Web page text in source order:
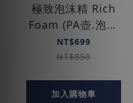
極致泡沫精 Rich
Foam (PA壺.泡沫
槍)
NT$699
NT$850
加入購物車